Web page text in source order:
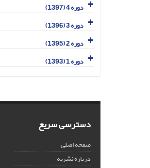
دوره 4 (1397)
دوره 3 (1396)
دوره 2 (1395)
دوره 1 (1393)
دسترسی سریع
صفحه اصلی
درباره نشریه